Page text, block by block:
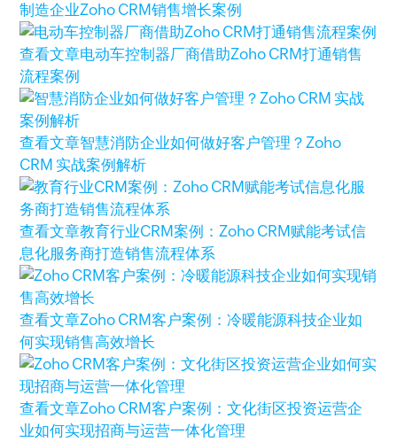
制造企业Zoho CRM销售增长案例
查看文章电动车控制器厂商借助Zoho CRM打通销售
流程案例
查看文章智慧消防企业如何做好客户管理？Zoho
CRM 实战案例解析
查看文章教育行业CRM案例：Zoho CRM赋能考试信
息化服务商打造销售流程体系
查看文章Zoho CRM客户案例：冷暖能源科技企业如
何实现销售高效增长
查看文章Zoho CRM客户案例：文化街区投资运营企
业如何实现招商与运营一体化管理